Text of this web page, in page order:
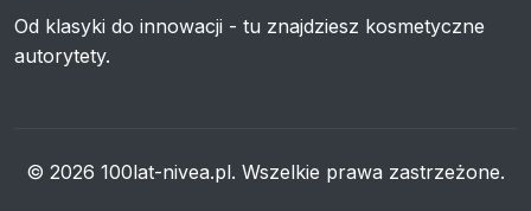
Od klasyki do innowacji - tu znajdziesz kosmetyczne
autorytety.
© 2026 100lat-nivea.pl. Wszelkie prawa zastrzeżone.